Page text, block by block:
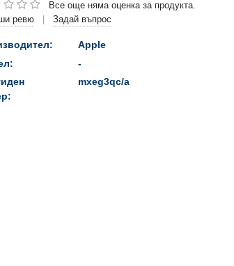
Все още няма оценка за продукта.
ревю
Задай въпрос
Apple
-
mxeg3qc/a